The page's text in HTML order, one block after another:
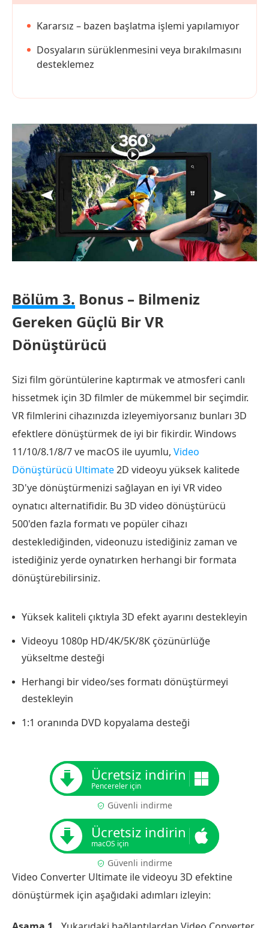
Kararsız – bazen başlatma işlemi yapılamıyor
Dosyaların sürüklenmesini veya bırakılmasını
desteklemez
Bölüm 3. Bonus – Bilmeniz
Gereken Güçlü Bir VR
Dönüştürücü
Sizi film görüntülerine kaptırmak ve atmosferi canlı
hissetmek için 3D filmler de mükemmel bir seçimdir.
VR filmlerini cihazınızda izleyemiyorsanız bunları 3D
efektlere dönüştürmek de iyi bir fikirdir. Windows
11/10/8.1/8/7 ve macOS ile uyumlu, Video
Dönüştürücü Ultimate2D videoyu yüksek kalitede
3D'ye dönüştürmenizi sağlayan en iyi VR video
oynatıcı alternatifidir. Bu 3D video dönüştürücü
500'den fazla formatı ve popüler cihazı
desteklediğinden, videonuzu istediğiniz zaman ve
istediğiniz yerde oynatırken herhangi bir formata
dönüştürebilirsiniz.
Yüksek kaliteli çıktıyla 3D efekt ayarını destekleyin
Videoyu 1080p HD/4K/5K/8K çözünürlüğe
yükseltme desteği
Herhangi bir video/ses formatı dönüştürmeyi
destekleyin
1:1 oranında DVD kopyalama desteği
Ücretsiz indirin
Pencereler için
Güvenli indirme
Ücretsiz indirin
macOS için
Güvenli indirme
Video Converter Ultimate ile videoyu 3D efektine
dönüştürmek için aşağıdaki adımları izleyin: